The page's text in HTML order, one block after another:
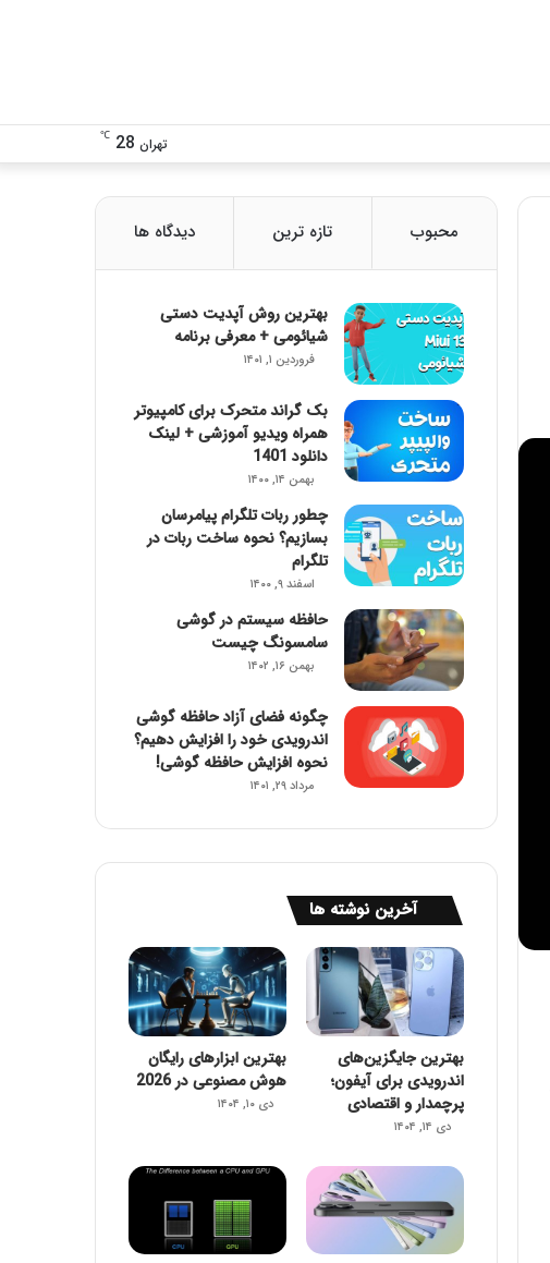
تهران 28
℃
محبوب تازه ترین دیدگاه ها
بهترین روش آپدیت دستی
شیائومی + معرفی برنامه
فروردین ۱, ۱۴۰۱
بک گراند متحرک برای کامپیوتر
همراه ویدیو آموزشی + لینک
دانلود 1401
بهمن ۱۴, ۱۴۰۰
چطور ربات تلگرام پیامرسان
بسازیم؟ نحوه ساخت ربات در
تلگرام
اسفند ۹, ۱۴۰۰
حافظه سیستم در گوشی
سامسونگ چیست
بهمن ۱۶, ۱۴۰۲
چگونه فضای آزاد حافظه گوشی
اندرویدی خود را افزایش دهیم؟
نحوه افزایش حافظه گوشی!
مرداد ۲۹, ۱۴۰۱
آخرین نوشته ها
بهترین جایگزین‌های
اندرویدی برای آیفون؛
پرچمدار و اقتصادی
دی ۱۴, ۱۴۰۴
بهترین ابزارهای رایگان
هوش مصنوعی در 2026
دی ۱۰, ۱۴۰۴